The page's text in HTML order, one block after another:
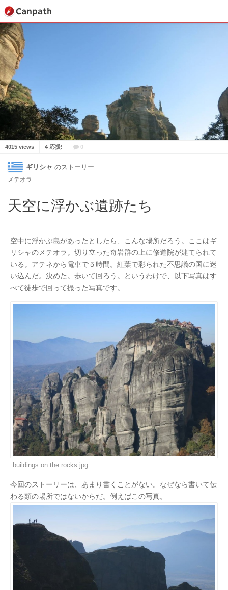
4015 views 4 応援! 0
ギリシャ のストーリー
メテオラ
天空に浮かぶ遺跡たち
空中に浮かぶ島があったとしたら、こんな場所だろう。ここはギ
リシャのメテオラ。切り立った奇岩群の上に修道院が建てられて
いる。アテネから電車で５時間。紅葉で彩られた不思議の国に迷
い込んだ。決めた。歩いて回ろう。というわけで、以下写真はす
べて徒歩で回って撮った写真です。
buildings on the rocks.jpg
今回のストーリーは、あまり書くことがない。なぜなら書いて伝
わる類の場所ではないからだ。例えばこの写真。